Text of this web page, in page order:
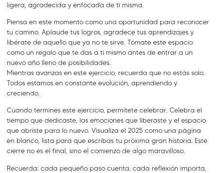
ligera, agradecida y enfocada de ti misma.
Piensa en este momento como una oportunidad para reconocer
tu camino. Aplaude tus logros, agradece tus aprendizajes y
libérate de aquello que ya no te sirve. Tómate este espacio
como un regalo que te das a ti mismo antes de entrar a un
nuevo año lleno de posibilidades.
Mientras avanzas en este ejercicio, recuerda que no estás solo.
Todos estamos en constante evolución, aprendiendo y
creciendo.
Cuando termines este ejercicio, permítete celebrar. Celebra el
tiempo que dedicaste, las emociones que liberaste y el espacio
que abriste para lo nuevo. Visualiza el 2025 como una página
en blanco, lista para que escribas tu próxima gran historia. Este
cierre no es el final, sino el comienzo de algo maravilloso.
Recuerda: cada pequeño paso cuenta, cada reflexión importa,